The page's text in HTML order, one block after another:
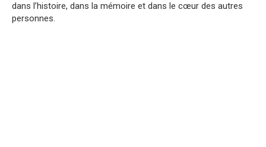
dans l’histoire, dans la mémoire et dans le cœur des autres
personnes.